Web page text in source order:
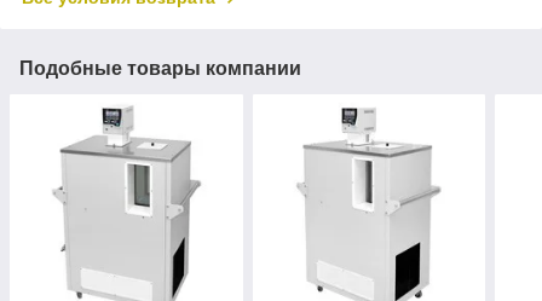
Подобные товары компании